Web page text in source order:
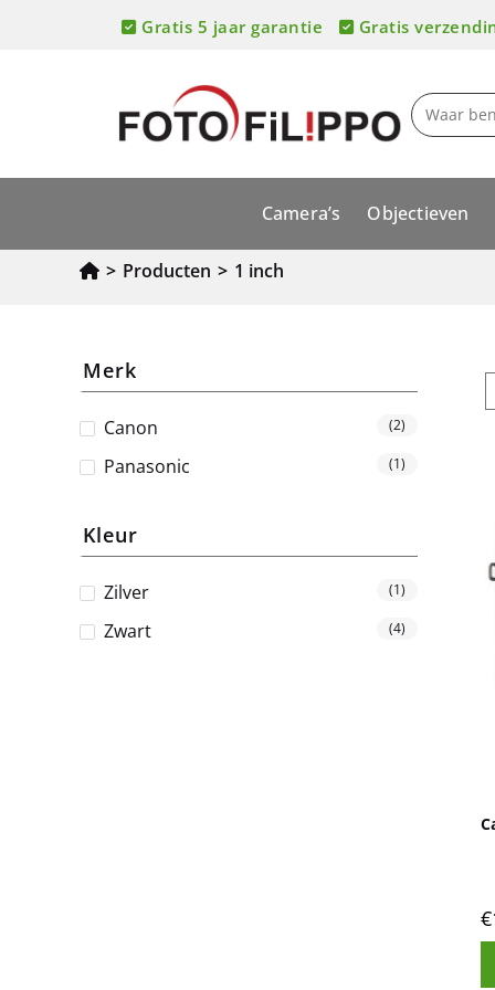
Gratis 5 jaar garantie Gratis
Camera’s Objectieven
> Producten > 1 inch
€
Merk
Canon (2)
Panasonic (1)
Kleur
Zilver (1)
Zwart (4)